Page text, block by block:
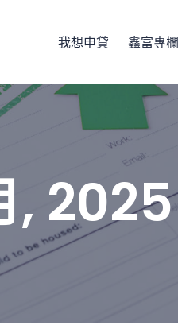
我想申貸 鑫富專欄
, 2025